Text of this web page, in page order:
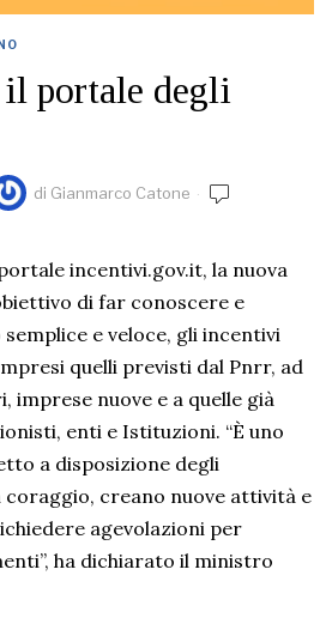
portale degli
di Gianmarco Catone
incentivi.gov.it, la nuova
di far conoscere e
e veloce, gli incentivi
quelli previsti dal Pnrr, ad
nuove e a quelle già
enti e Istituzioni. “È uno
a disposizione degli
creano nuove attività e
agevolazioni per
ha dichiarato il ministro